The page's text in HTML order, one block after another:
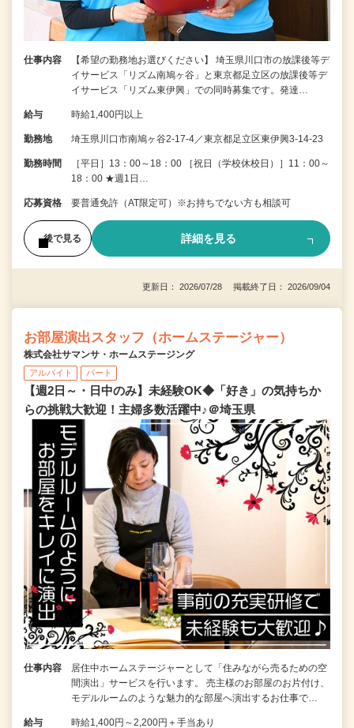
仕事内容
【希望の勤務地お選びください】 埼玉県川口市の放課後等デ
イサービス「リズム南鳩ヶ谷」と東京都足立区の放課後等デ
イサービス「リズム東伊興」での同時募集です。発達…
給与 時給1,400円以上
勤務地 埼玉県川口市南鳩ヶ谷2-17-4／東京都足立区東伊興3-14-23
勤務時間
［平日］13：00～18：00 ［祝日（学校休校日）］11：00～
18：00 ★週1日…
応募資格 要普通免許（AT限定可）※お持ちでない方も相談可
後で見る 詳細を見る
更新日： 2026/07/28 掲載終了日： 2026/09/04
お部屋演出スタッフ（ホームステージャー）
株式会社サマンサ・ホームステージング
アルバイト パート
【週2日～・日中のみ】未経験OK◆「好き」の気持ちか
らの挑戦大歓迎！主婦多数活躍中♪＠埼玉県
仕事内容
居住中ホームステージャーとして「住みながら売るための空
間演出」サービスを行います。 売主様のお部屋のお片付け、
モデルルームのような魅力的な部屋へ演出するお仕事で…
給与 時給1,400円～2,200円＋手当あり